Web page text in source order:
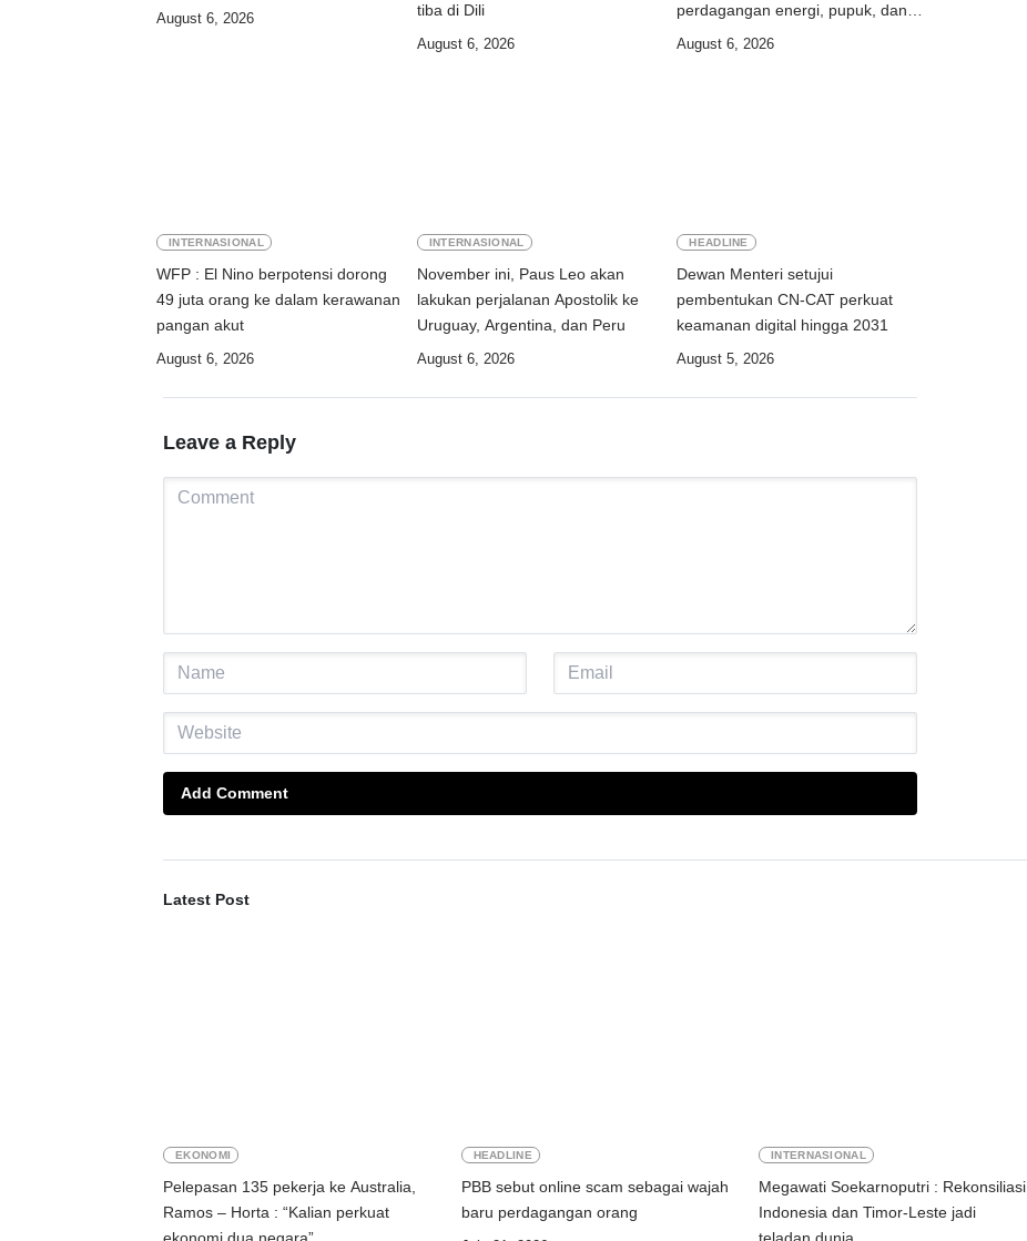
August 6, 2026
tiba di Dili
August 6, 2026
perdagangan energi, pupuk, dan
industri
August 6, 2026
INTERNASIONAL
WFP : El Nino berpotensi dorong
49 juta orang ke dalam kerawanan
pangan akut
August 6, 2026
INTERNASIONAL
November ini, Paus Leo akan
lakukan perjalanan Apostolik ke
Uruguay, Argentina, dan Peru
August 6, 2026
HEADLINE
Dewan Menteri setujui
pembentukan CN-CAT perkuat
August 5, 2026
Leave a Reply
Add Comment
Latest Post
EKONOMI
Pelepasan 135 pekerja ke Australia,
Ramos – Horta : “Kalian perkuat
HEADLINE
PBB sebut online scam sebagai wajah
INTERNASIONAL
Megawati Soekarnoputri : Rekonsiliasi
Indonesia dan Timor-Leste jadi